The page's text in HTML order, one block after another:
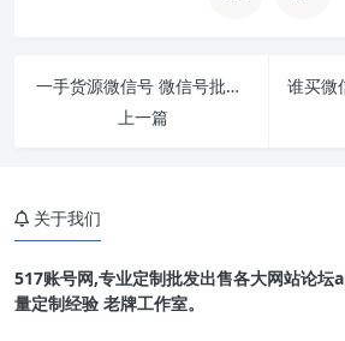
一手货源微信号 微信号批发探讨怎样防止刚选购
上一篇
关于我们
517账号网,专业定制批发出售各大网站论坛
量定制经验 老牌工作室。